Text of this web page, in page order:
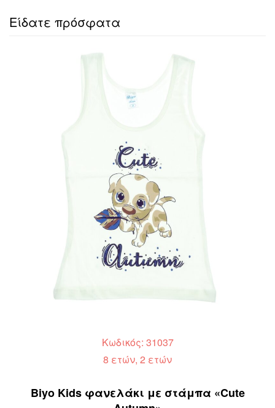
Είδατε πρόσφατα
Κωδικός: 31037
8 ετών, 2 ετών
Biyo Kids φανελάκι με στάμπα «Cute